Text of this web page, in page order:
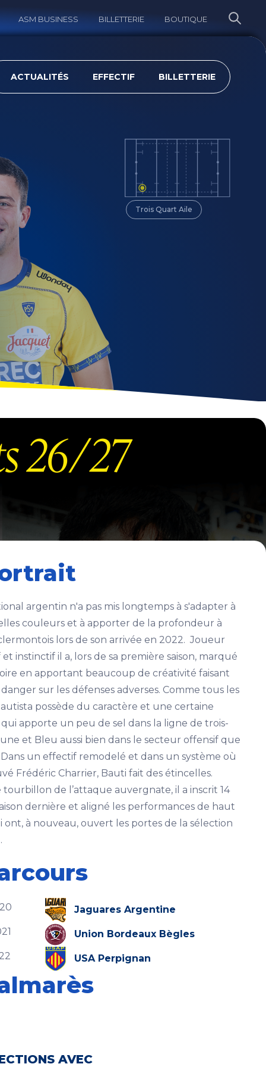
ASM BUSINESS BILLETTERIE BOUTIQUE
Trois Quart Aile
ACTUALITÉS EFFECTIF BILLETTERIE
argentin n'a pas mis longtemps à s'adapter à
couleurs et à apporter de la profondeur à
lors de son arrivée en 2022. Joueur
et instinctif il a, lors de sa première saison, marqué
en apportant beaucoup de créativité faisant
sur les défenses adverses. Comme tous les
possède du caractère et une certaine
qui apporte un peu de sel dans la ligne de trois-
et Bleu aussi bien dans le secteur offensif que
un effectif remodelé et dans un système où
Frédéric Charrier, Bauti fait des étincelles.
de l’attaque auvergnate, il a inscrit 14
dernière et aligné les performances de haut
ont, à nouveau, ouvert les portes de la sélection
Jaguares Argentine
Union Bordeaux Bègles
USA Perpignan
AVEC